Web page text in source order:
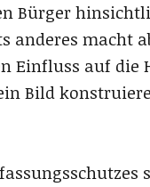
Bürger
anderes macht
Einfluss auf die
Bild